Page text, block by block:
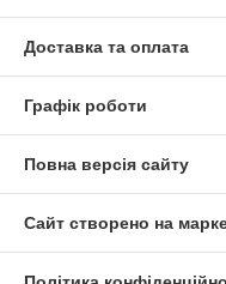
Доставка та оплата
Графік роботи
Повна версія сайту
Сайт створено на